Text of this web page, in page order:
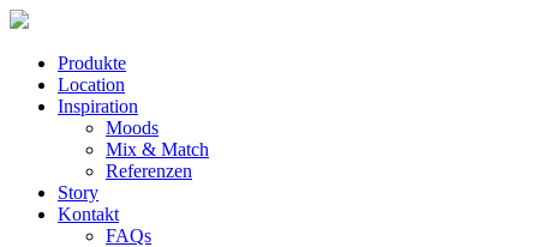
Produkte
Location
Inspiration
Moods
Mix & Match
Referenzen
Story
Kontakt
FAQs